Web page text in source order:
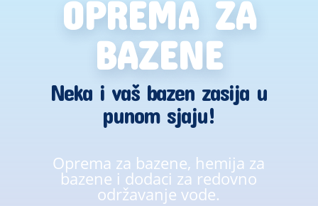
OPREMA ZA
BAZENE
Neka i vaš bazen zasija u
punom sjaju!
Oprema za bazene, hemija za
bazene i dodaci za redovno
održavanje vode.